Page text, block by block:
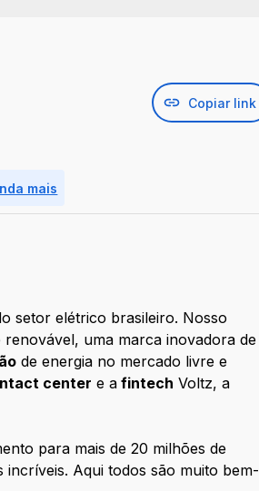
Copiar link
mais
setor elétrico brasileiro. Nosso
uma marca inovadora de
de energia no mercado livre e
center e a fintech Voltz, a
para mais de 20 milhões de
Aqui todos são muito bem-